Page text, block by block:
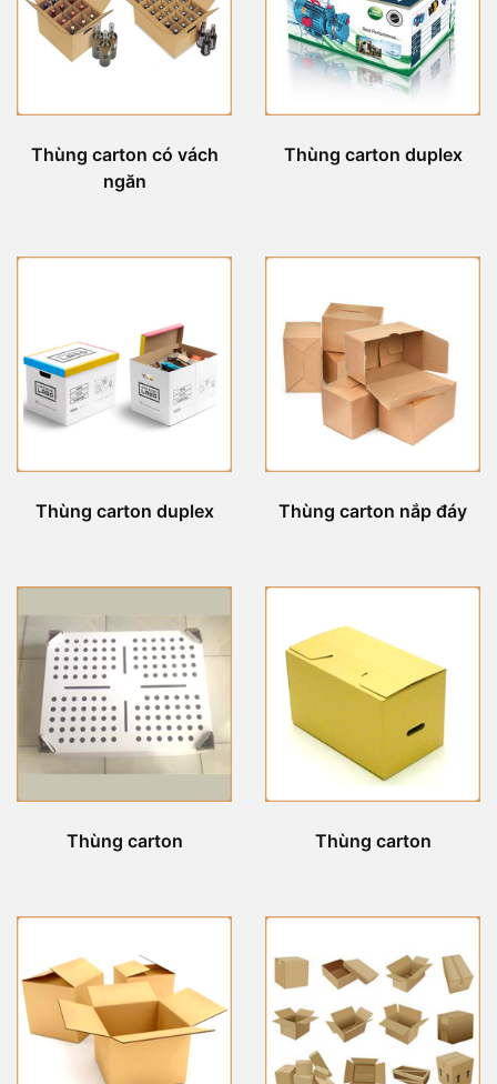
Thùng carton có vách
ngăn
Thùng carton duplex
Thùng carton duplex Thùng carton nắp đáy
Thùng carton Thùng carton